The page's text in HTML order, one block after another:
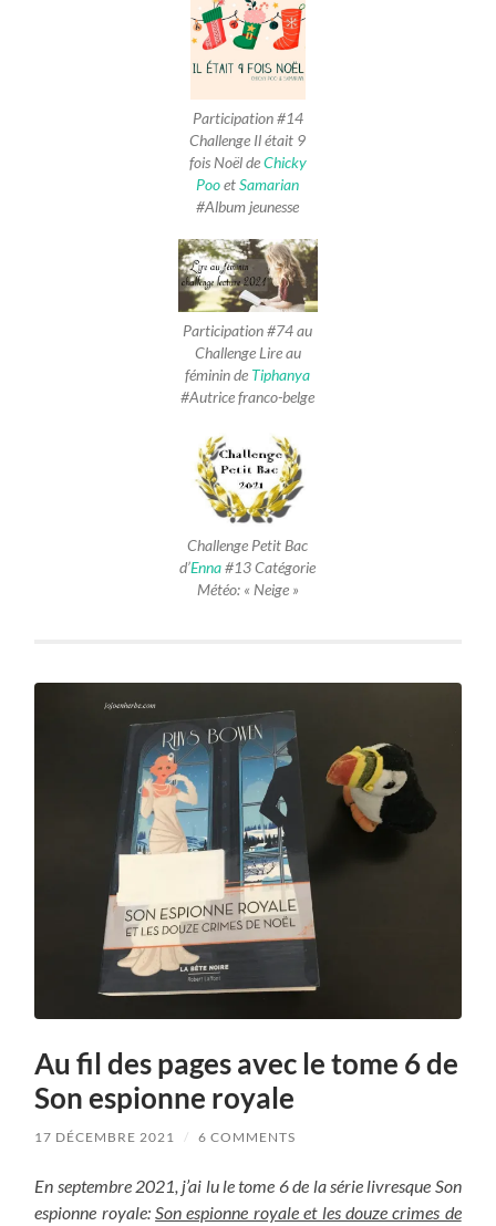
Participation #14
Challenge Il était 9
fois Noël deChicky
PooetSamarian
#Album jeunesse
Participation #74 au
Challenge Lire au
féminin de Tiphanya
#Autrice franco-belge
Challenge Petit Bac
d’Enna#13 Catégorie
Météo: « Neige »
Au fil des pages avec le tome 6 de
Son espionne royale
17 DÉCEMBRE 2021 / 6 COMMENTS
En septembre 2021, j’ai lu le tome 6 de la série livresque Son
espionne royale:Son espionne royale et les douze crimes de